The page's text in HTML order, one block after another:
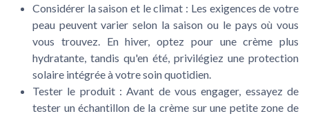
Considérer la saison et le climat : Les exigences de votre
peau peuvent varier selon la saison ou le pays où vous
vous trouvez. En hiver, optez pour une crème plus
hydratante, tandis qu'en été, privilégiez une protection
solaire intégrée à votre soin quotidien.
Tester le produit: Avant de vous engager, essayez de
tester un échantillon de la crème sur une petite zone de